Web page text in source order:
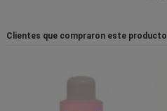
Clientes que compraron este